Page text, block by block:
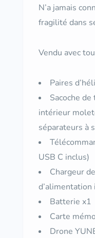
N’a jamais
fragilité dans
Vendu avec
Paires
Sacoche
intérieur
séparateurs à
USB C inclus)
Chargeur
d’alimentation
Batterie x1
Carte
Drone